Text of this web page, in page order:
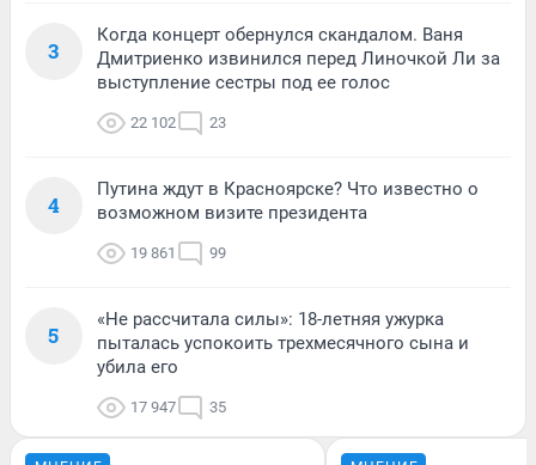
3
Когда концерт обернулся скандалом. Ваня
Дмитриенко извинился перед Линочкой Ли за
выступление сестры под ее голос
22 102 23
4
Путина ждут в Красноярске? Что известно о
возможном визите президента
19 861 99
5
«Не рассчитала силы»: 18-летняя ужурка
пыталась успокоить трехмесячного сына и
убила его
17 947 35